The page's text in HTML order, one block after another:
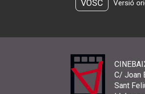
VOSC Versió
C/ Joan
Sant